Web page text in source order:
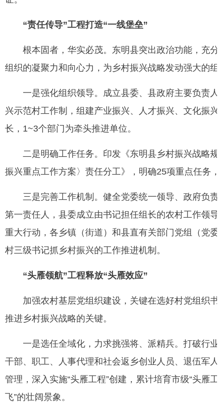
“责任传导”工程打造“一线堡垒”
根本固者，华实必茂。东明县突出政治功能，充分
组织的凝聚力和向心力，为乡村振兴战略发动强大的
一是强化组织领导。成立县委、县政府主要负责人
兴示范村工作制，组建产业振兴、人才振兴、文化振
长，1~3个部门为牵头推进单位。
二是明确工作任务。印发《东明县乡村振兴战略规
振兴重点工作方案〉责任分工》，明确25项重点任务
三是完善工作机制。健全党委统一领导、政府负责
第一责任人，县委成立由书记担任组长的农村工作领
重大行动，各乡镇（街道）和县直有关部门党组（党
村三级书记抓乡村振兴的工作推进机制。
“头雁领航”工程释放“头雁效应”
加强农村基层党组织建设，关键在选好村党组织书
推进乡村振兴战略的关键。
一是选任全域化，力求挑强将、派精兵。打破行业
干部、职工、人事代理和社会返乡创业人员、退伍军
管理，深入实施“头雁工程”创建，累计培育市级“头雁
飞”的壮阔景象。